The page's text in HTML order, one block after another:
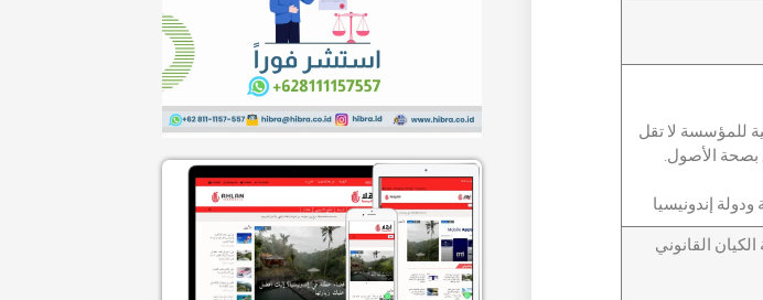
للمؤسسة لا تقل
إندونيسيا
القانوني